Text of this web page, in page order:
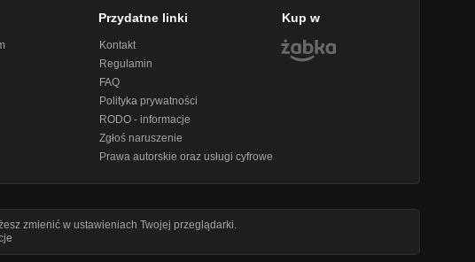
Przydatne linki
Kontakt
Regulamin
FAQ
Polityka prywatności
RODO - informacje
Zgłoś naruszenie
Prawa autorskie oraz usługi cyfrowe
Kup w
zmienić w ustawieniach Twojej przeglądarki.